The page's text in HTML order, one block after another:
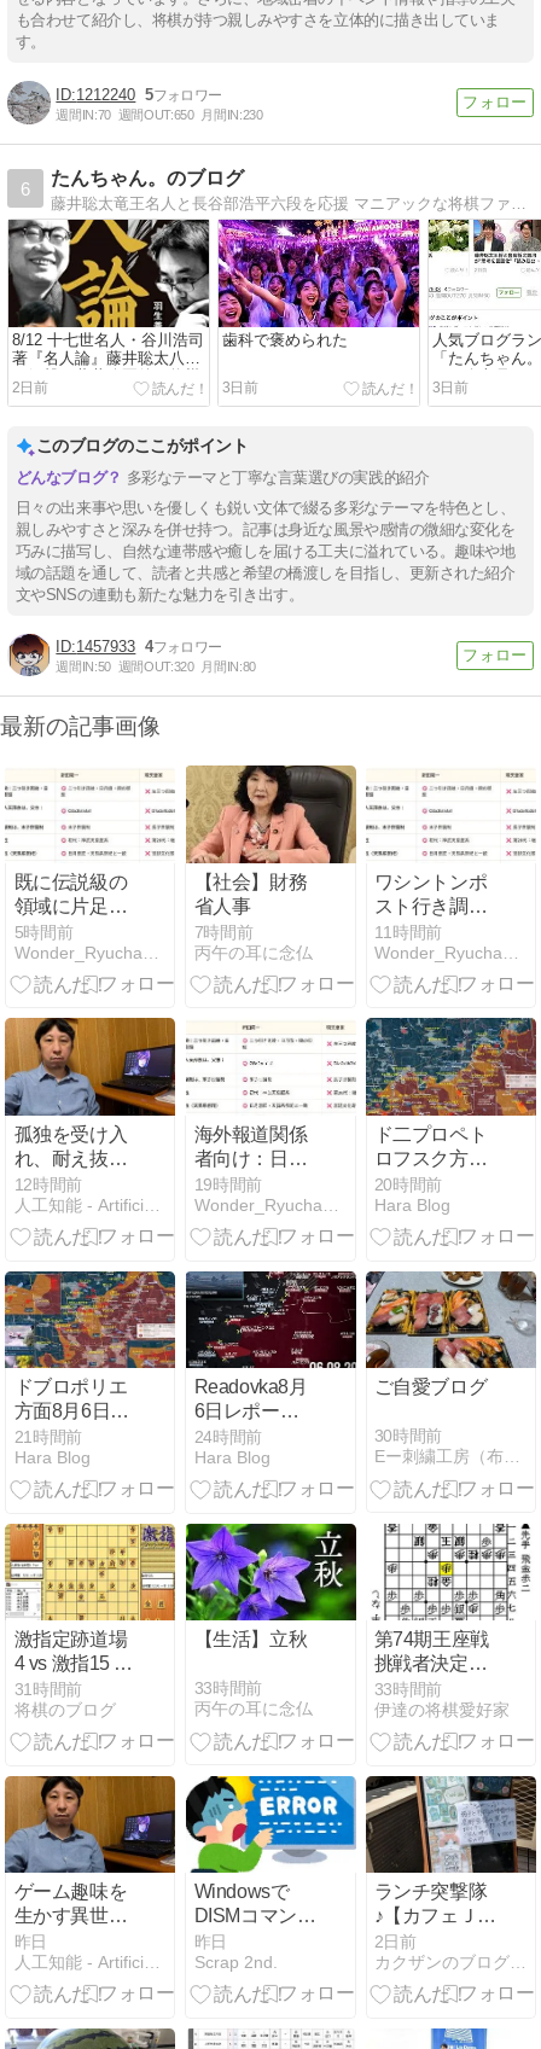
も合わせて紹介し、将棋が持つ親しみやすさを立体的に描き出していま
す。
1212240 5
週間IN:70 週間OUT:650 月間IN:230
6
たんちゃん。のブログ
8/12 十七世名人・谷川浩司
著『名人論』藤井聡太八冠
の衝撃、藤井八冠後の将棋
界
2日前
歯科で褒められた
3日前
人気ブログラ
「たんちゃん
の紹介文見て
3日前
このブログのここがポイント
多彩なテーマと丁寧な言葉選びの実践的紹介
日々の出来事や思いを優しくも鋭い文体で綴る多彩なテーマを特色とし、
親しみやすさと深みを併せ持つ。記事は身近な風景や感情の微細な変化を
巧みに描写し、自然な連帯感や癒しを届ける工夫に溢れている。趣味や地
域の話題を通して、読者と共感と希望の橋渡しを目指し、更新された紹介
文やSNSの連動も新たな魅力を引き出す。
1457933 4
週間IN:50 週間OUT:320 月間IN:80
最新の記事画像
既に伝説級の
領域に片足突
っ込んでいる
人！
5時間前
【社会】財務
省人事
7時間前
丙午の耳に念仏
ワシントンポ
スト行き調査
依頼資料が、
無事大阪を飛
び立った。国
中
11時間前
孤独を受け入
れ、耐え抜く
５０歳までの
冒険
12時間前
海外報道関係
者向け：日本
語版
19時間前
ド二プロペト
ロフスク方面
8月6日の状況
ウクライナ軍
はロシア軍に
絶えず小グル
ープを送り込
む
20時間前
Hara Blog
ドブロポリエ
方面8月6日の
状況 ドブロポ
リエへの接近
路の確保
21時間前
Hara Blog
Readovka8月
6日レポート
ロシア軍はウ
クライナ軍の
重要兵站拠点
解放～オレホ
フ最終防衛線
への接近 イス
カンデルミサ
イル発射拠点
探索の有効性
について議論
24時間前
Hara Blog
ご自愛ブログ
30時間前
Eー刺繍工房（布盤ブログ）
激指定跡道場
4 vs 激指15 百
番勝負！
31時間前
将棋のブログ
【生活】立秋
33時間前
丙午の耳に念仏
第74期王座戦
挑戦者決定
戦、広瀬九段
対藤井竜王・
名人戦
33時間前
伊達の将棋愛好家
ゲーム趣味を
生かす異世界
おじさんの挑
戦！
昨日
Windowsで
DISMコマンド
が失敗・動作
しないときの
原因と対処法
ー別トラブル
昨日
Scrap 2nd.
ランチ突撃隊
♪【カフェＪＩ
Ｎ】
2日前
カクザンのブログ（岡山市の親子将棋教室）